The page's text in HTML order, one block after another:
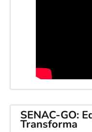
SENAC-GO:
Transforma